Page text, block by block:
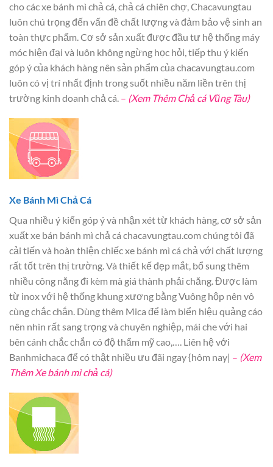
cho các xe bánh mì chả cá, chả cá chiên chợ, Chacavungtau
luôn chú trọng đến vấn đề chất lượng và đảm bảo vệ sinh an
toàn thực phẩm. Cơ sở sản xuất được đầu tư hệ thống máy
móc hiện đại và luôn không ngừng học hỏi, tiếp thu ý kiến
góp ý của khách hàng nên sản phẩm của chacavungtau.com
luôn có vị trí nhất định trong suốt nhiều năm liền trên thị
trường kinh doanh chả cá. – (Xem Thêm Chả cá Vũng Tàu)
Xe Bánh Mì Chả Cá
Qua nhiều ý kiến góp ý và nhận xét từ khách hàng, cơ sở sản
xuất xe bán bánh mì chả cá chacavungtau.com chúng tôi đã
cải tiến và hoàn thiện chiếc xe bánh mì cá chả với chất lượng
rất tốt trên thị trường. Và thiết kế đẹp mắt, bổ sung thêm
nhiều công năng đi kèm mà giá thành phải chăng. Được làm
từ inox với hệ thống khung xương bằng Vuông hộp nên vô
cùng chắc chắn. Dùng thêm Mica để làm biển hiệu quảng cáo
nên nhìn rất sang trọng và chuyên nghiệp, mái che với hai
bên cánh chắc chắn có độ thẩm mỹ cao,…. Liên hệ với
Banhmichaca để có thật nhiều ưu đãi ngay {hôm nay| – (Xem
Thêm Xe bánh mì chả cá)